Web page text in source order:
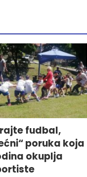
fudbal,
poruka koja
okuplja